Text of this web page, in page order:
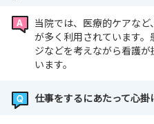
当院では、医療的ケアな
が多く利用されています
ジなどを考えながら看護
います。
仕事をするにあたって心